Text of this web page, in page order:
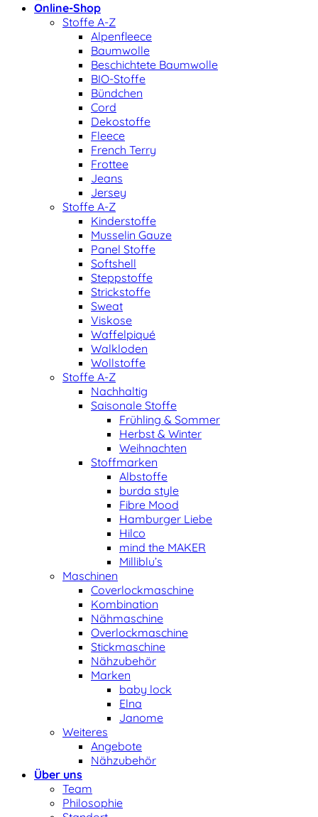
Online-Shop
Stoffe A-Z
Alpenfleece
Baumwolle
Beschichtete Baumwolle
BIO-Stoffe
Bündchen
Cord
Dekostoffe
Fleece
French Terry
Frottee
Jeans
Jersey
Stoffe A-Z
Kinderstoffe
Musselin Gauze
Panel Stoffe
Softshell
Steppstoffe
Strickstoffe
Sweat
Viskose
Waffelpiqué
Walkloden
Wollstoffe
Stoffe A-Z
Nachhaltig
Saisonale Stoffe
Frühling & Sommer
Herbst & Winter
Weihnachten
Stoffmarken
Albstoffe
burda style
Fibre Mood
Hamburger Liebe
Hilco
mind the MAKER
Milliblu’s
Maschinen
Coverlockmaschine
Kombination
Nähmaschine
Overlockmaschine
Stickmaschine
Nähzubehör
Marken
baby lock
Elna
Janome
Weiteres
Angebote
Nähzubehör
Über uns
Team
Philosophie